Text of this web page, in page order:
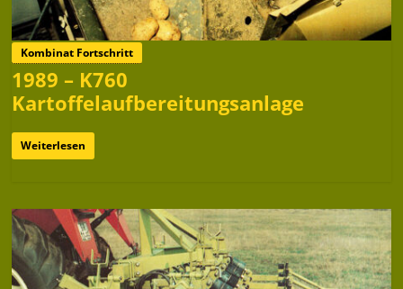
Kombinat Fortschritt
1989 – K760
Kartoffelaufbereitungsanlage
Weiterlesen